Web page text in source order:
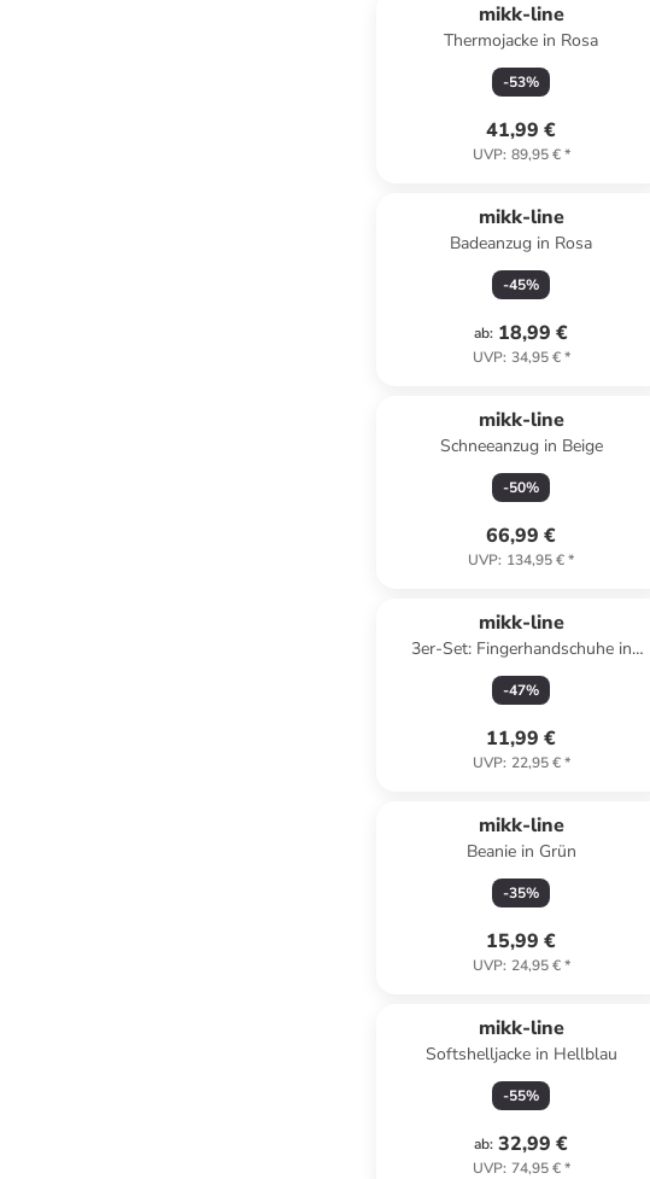
mikk-line
Thermojacke in Rosa
-53%
41,99 €
UVP: 89,95 €*
mikk-line
Badeanzug in Rosa
-45%
ab: 18,99 €
UVP: 34,95 €*
mikk-line
Schneeanzug in Beige
-50%
66,99 €
UVP: 134,95 €*
mikk-line
3er-Set: Fingerhandschuhe in
Braun/ Grau
-47%
11,99 €
UVP: 22,95 €*
mikk-line
Beanie in Grün
-35%
15,99 €
UVP: 24,95 €*
mikk-line
Softshelljacke in Hellblau
-55%
ab: 32,99 €
UVP: 74,95 €*